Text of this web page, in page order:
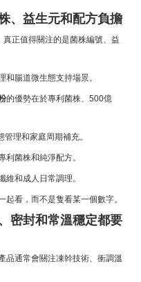
、益生元和配方負擔
真正值得關注的是菌株編號、益
和腸道微生態支持場景。
的優勢在於專利菌株、500億
理和家庭周期補充。
利菌株和純淨配方。
維和成人日常調理。
看，而不是隻看某一個數字。
密封和常溫穩定都要
品通常會關注凍幹技術、衝調溫